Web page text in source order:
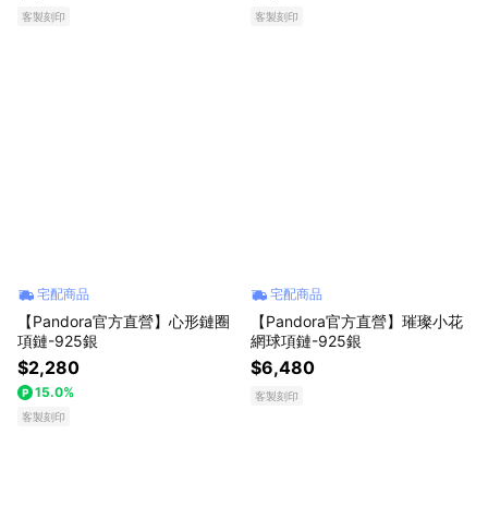
客製刻印 客製刻印
宅配商品
【Pandora官方直營】心形鏈圈
項鏈-925銀
$2,280
15.0%
客製刻印
宅配商品
【Pandora官方直營】璀璨小花
網球項鏈-925銀
$6,480
客製刻印